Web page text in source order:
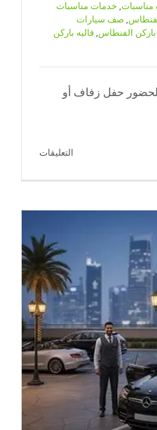
مناسبات, خدمات مناسبات
, صف سيارات
باركن الفنطاس, فاليه باركن
لحضور حفل زفاف أو
التعليقات
ضيافة
الكويت
–
65080771
مغلقة